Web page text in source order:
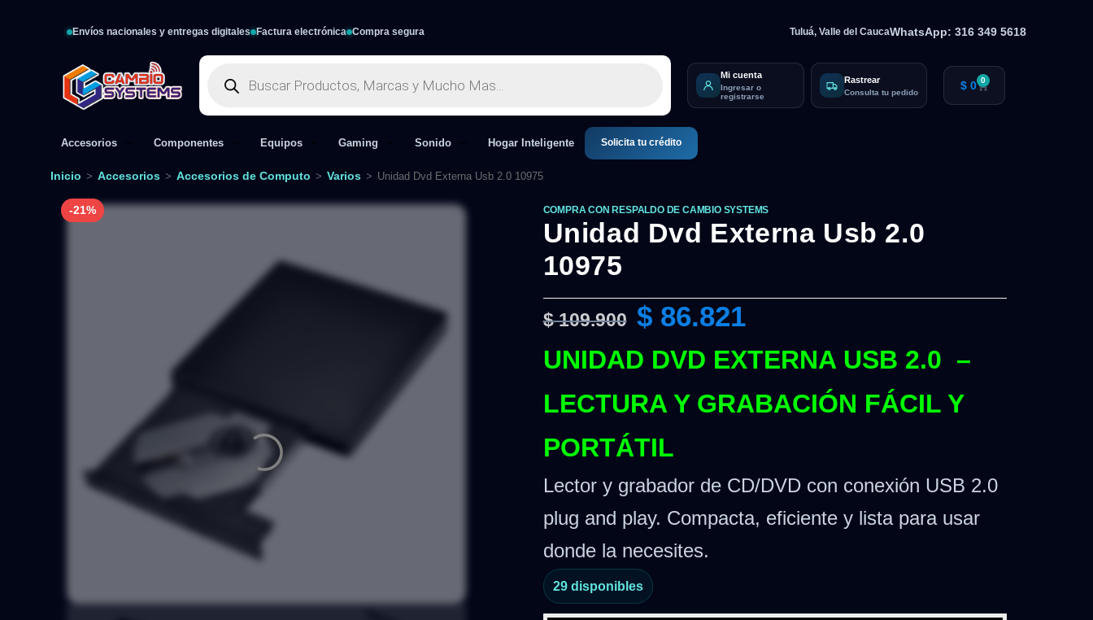
Envíos nacionales y entregas digitales Factura electrónica Compra segura Tuluá, Valle del CaucaWhatsApp: 316 349 5618
Mi cuenta
Ingresar o
registrarse
Rastrear
Consulta tu pedido $ 0 0
Accesorios Componentes Equipos Gaming Sonido Hogar Inteligente Solicita tu crédito
Inicio > Accesorios > Accesorios de Computo > Varios > Unidad Dvd Externa Usb 2.0 10975
-21% COMPRA CON RESPALDO DE CAMBIO SYSTEMS
Unidad Dvd Externa Usb 2.0
10975
$109.900 $86.821
UNIDAD DVD EXTERNA USB 2.0 –
LECTURA Y GRABACIÓN FÁCIL Y
PORTÁTIL
Lector y grabador de CD/DVD con conexión USB 2.0
plug and play. Compacta, eficiente y lista para usar
donde la necesites.
29 disponibles